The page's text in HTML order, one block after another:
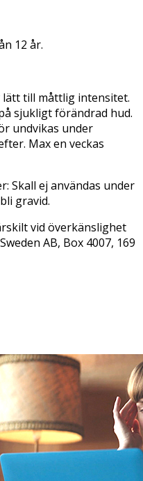
12 år.
till måttlig intensitet.
sjukligt förändrad hud.
undvikas under
Max en veckas
Skall ej användas under
gravid.
vid överkänslighet
AB, Box 4007, 169